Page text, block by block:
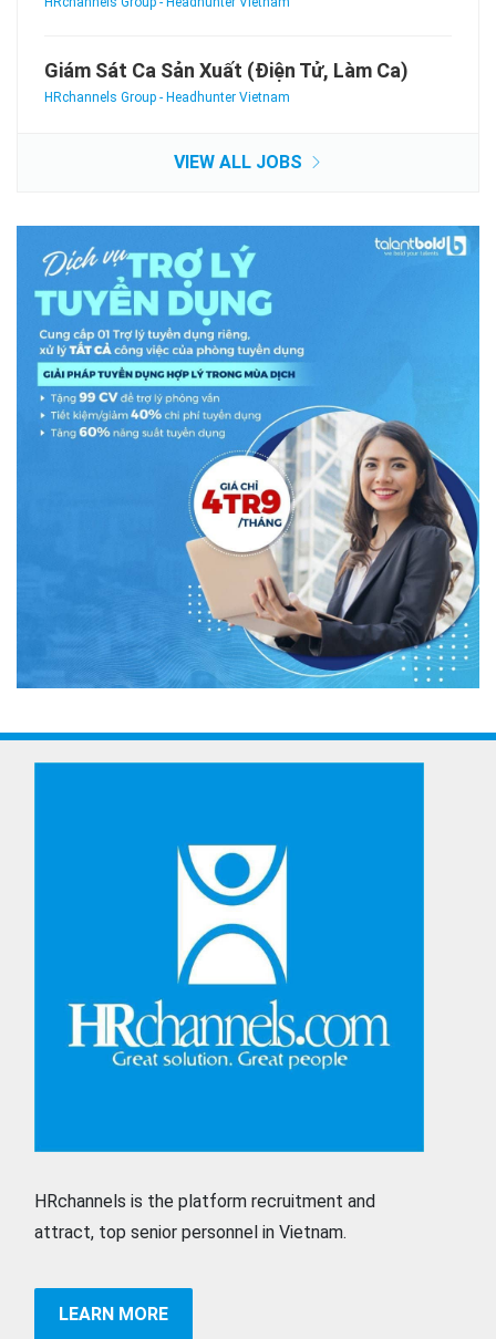
Giám Sát Ca Sản Xuất (Điện Tử, Làm Ca)
HRchannels Group - Headhunter Vietnam
VIEW ALL JOBS
HRchannels is the platform recruitment and
attract, top senior personnel in Vietnam.
LEARN MORE